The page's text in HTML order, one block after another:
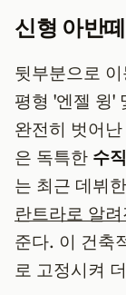
신형 아반
뒷부분으로
평형 '엔젤 윙'
완전히 벗어
은 독특한 수
는 최근 데뷔한
란트라로 알
준다. 이 건축
로 고정시켜